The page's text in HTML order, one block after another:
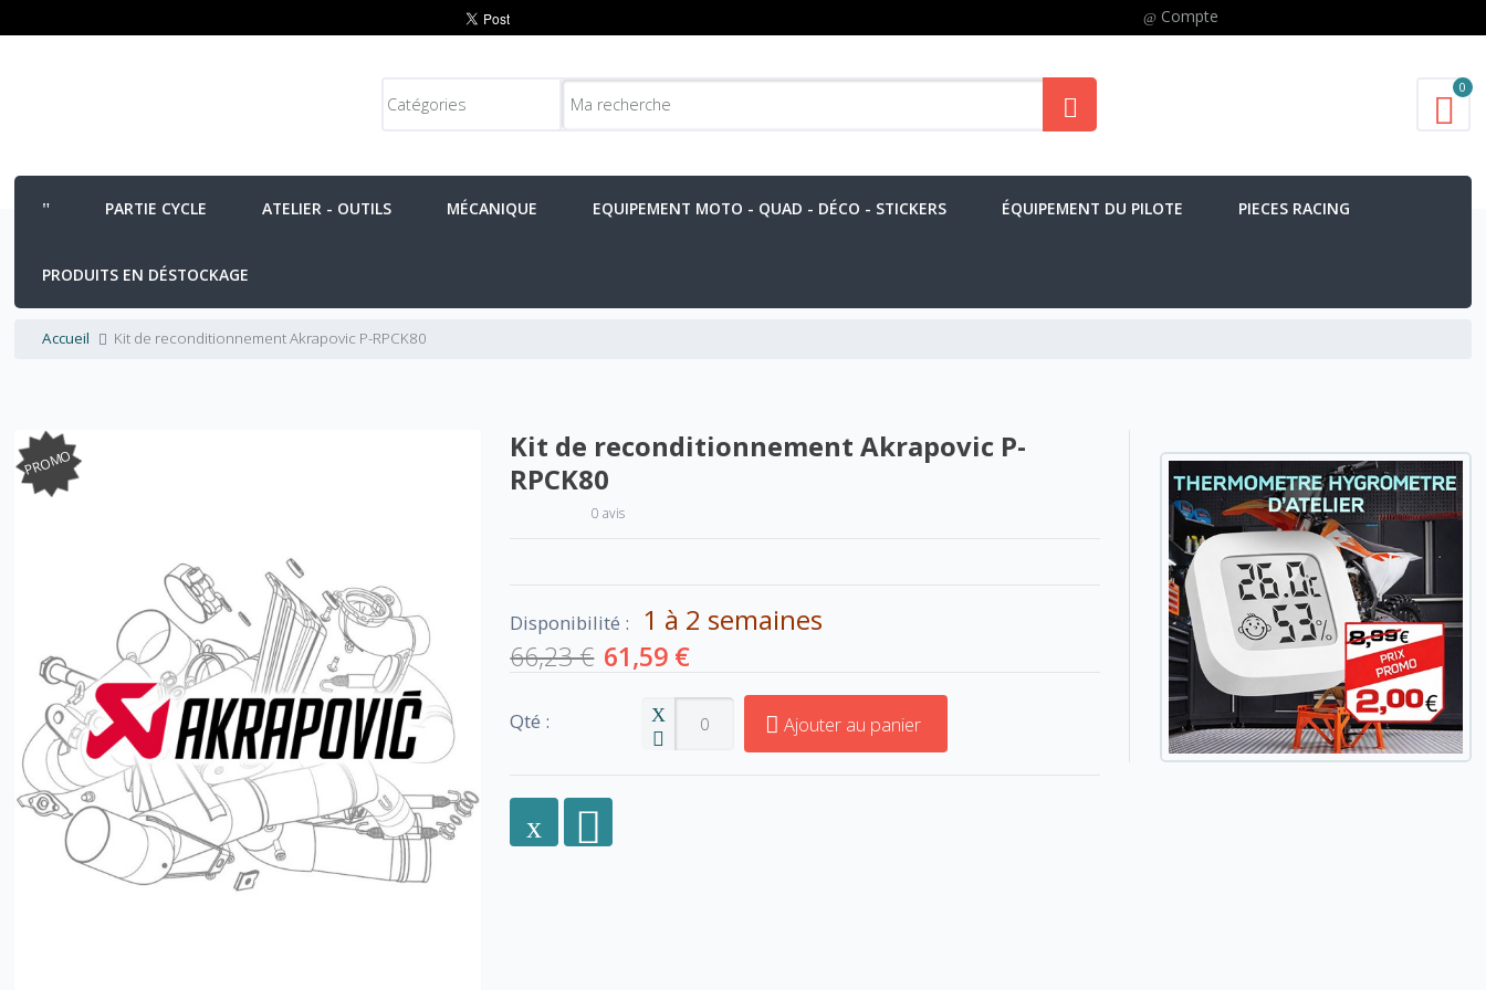
Compte
0
PARTIE CYCLE ATELIER - OUTILS MÉCANIQUE EQUIPEMENT MOTO - QUAD - DÉCO - STICKERS ÉQUIPEMENT DU PILOTE PIECES RACING
PRODUITS EN DÉSTOCKAGE
Accueil Kit de reconditionnement Akrapovic P-RPCK80
PROMO
Kit de reconditionnement Akrapovic P-
RPCK80
0 avis
Disponibilité : 1 à 2 semaines
66,23 € 61,59 €
Qté : Ajouter au panier